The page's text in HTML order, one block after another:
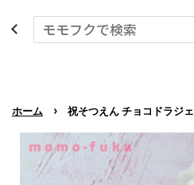
ホーム › 祝そつえん チョコドラジェ